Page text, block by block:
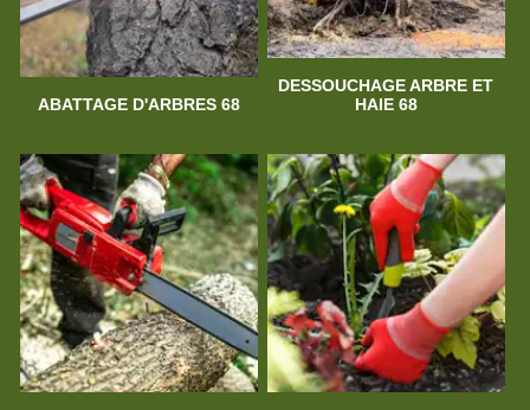
ABATTAGE D'ARBRES 68
DESSOUCHAGE ARBRE ET
HAIE 68